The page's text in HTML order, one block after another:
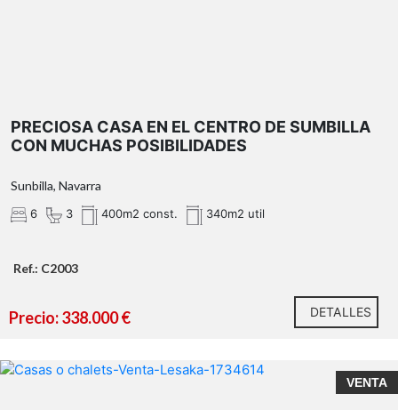
PRECIOSA CASA EN EL CENTRO DE SUMBILLA
CON MUCHAS POSIBILIDADES
Sunbilla, Navarra
6 3 400m2 const. 340m2 util
Ref.: C2003
Precio: 338.000 € DETALLES
VENTA